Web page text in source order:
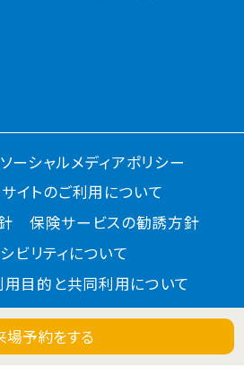
場予約をする
ソーシャルメディアポリシー
サイトのご利用について
保険サービスの勧誘方針
ビリティについて
目的と共同利用について